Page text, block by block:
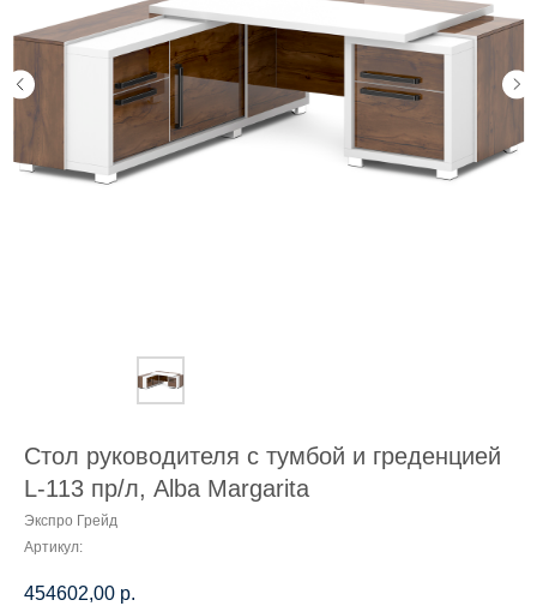
Стол руководителя с тумбой и греденцией
L-113 пр/л, Alba Margarita
Экспро Грейд
Артикул:
454602,00 р.